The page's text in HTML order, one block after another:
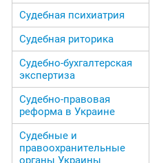
Судебная психиатрия
Судебная риторика
Судебно-бухгалтерская
экспертиза
Судебно-правовая
реформа в Украине
Судебные и
правоохранительные
органы Украины